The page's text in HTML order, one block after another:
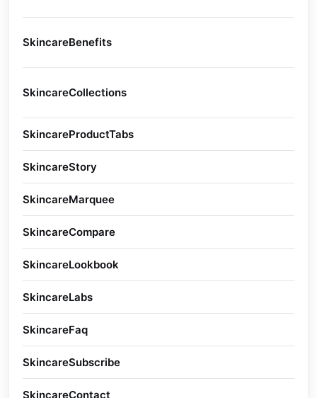
SkincareBenefits
SkincareCollections
SkincareProductTabs
SkincareStory
SkincareMarquee
SkincareCompare
SkincareLookbook
SkincareLabs
SkincareFaq
SkincareSubscribe
SkincareContact